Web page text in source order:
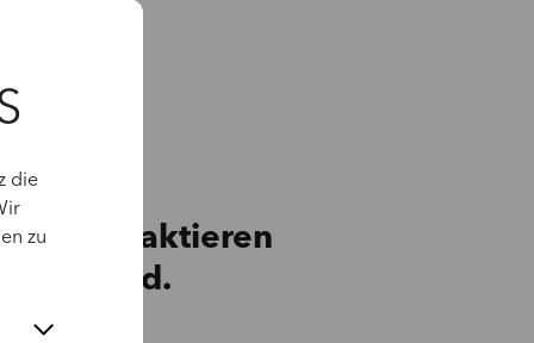
die
zu
kontaktieren
Schmid.